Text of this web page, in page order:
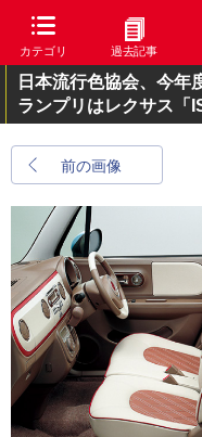
カテゴリ 過去記事
日本流行色協会、今年
ランプリはレクサス「
前の画像